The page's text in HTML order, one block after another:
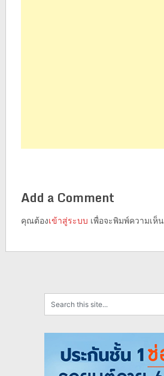
Add a Comment
คุณต้องเข้าสู่ระบบ เพื่อจะพิมพ์ความเห็น